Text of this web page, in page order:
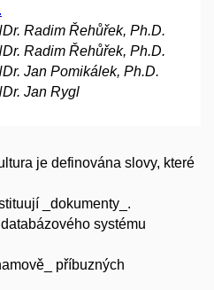
Radim Řehůřek, Ph.D.
Radim Řehůřek, Ph.D.
Jan Pomikálek, Ph.D.
Jan Rygl
je definována slovy, které
_dokumenty_.
systému
příbuzných